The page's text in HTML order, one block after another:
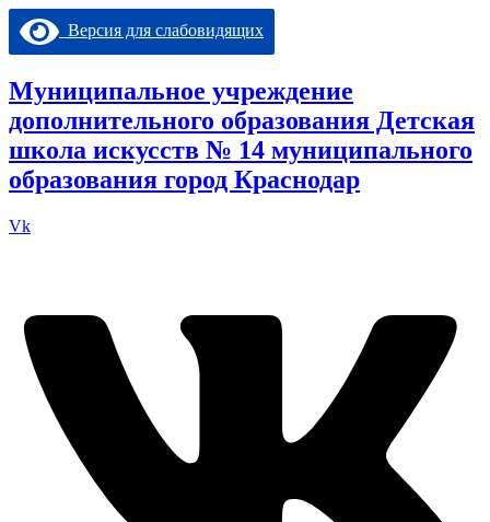
Перейти
содержимому
Версия для слабовидящих
Муниципальное учреждение
дополнительного образования Детская
школа искусств № 14 муниципального
образования город Краснодар
Vk